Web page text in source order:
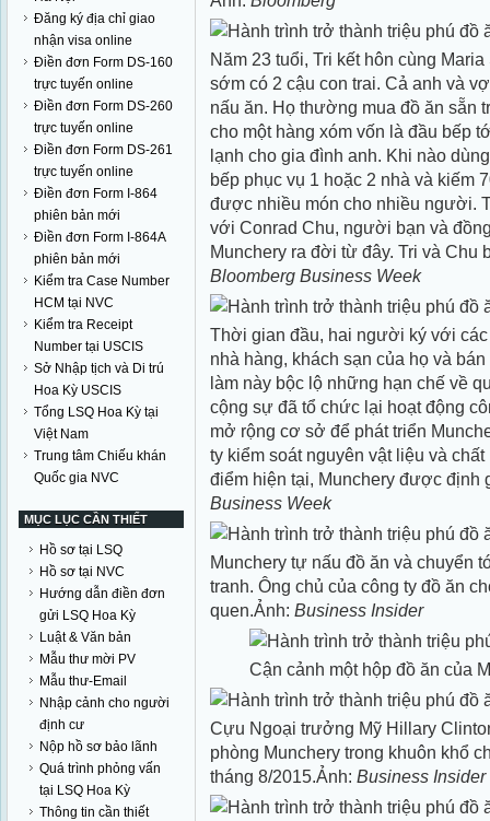
Đăng ký địa chỉ giao
nhận visa online
Điền đơn Form DS-160
trực tuyến online
Điền đơn Form DS-260
trực tuyến online
Điền đơn Form DS-261
trực tuyến online
Điền đơn Form I-864
phiên bản mới
Điền đơn Form I-864A
phiên bản mới
Kiểm tra Case Number
HCM tại NVC
Kiểm tra Receipt
Number tại USCIS
Sở Nhập tịch và Di trú
Hoa Kỳ USCIS
Tổng LSQ Hoa Kỳ tại
Việt Nam
Trung tâm Chiếu khán
Quốc gia NVC
MỤC LỤC CẦN THIẾT
Hồ sơ tại LSQ
Hồ sơ tại NVC
Hướng dẫn điền đơn
gửi LSQ Hoa Kỳ
Luật & Văn bản
Mẫu thư mời PV
Mẫu thư-Email
Nhập cảnh cho người
định cư
Nộp hồ sơ bảo lãnh
Quá trình phỏng vấn
tại LSQ Hoa Kỳ
Thông tin cần thiết
Năm 23 tuổi, Tri kết hôn cùng
sớm có 2 cậu con trai. Cả anh và
nấu ăn. Họ thường mua đồ ăn sẵn
cho một hàng xóm vốn là đầu bếp
lạnh cho gia đình anh. Khi nào
bếp phục vụ 1 hoặc 2 nhà và kiếm
được nhiều món cho nhiều người.
với Conrad Chu, người bạn và
Munchery ra đời từ đây. Tri và Chu
Bloomberg Business Week
Thời gian đầu, hai người ký với
nhà hàng, khách sạn của họ và
làm này bộc lộ những hạn chế về
cộng sự đã tổ chức lại hoạt động
mở rộng cơ sở để phát triển
ty kiểm soát nguyên vật liệu và
điểm hiện tại, Munchery được định
Business Week
Munchery tự nấu đồ ăn và chuyển
tranh. Ông chủ của công ty đồ ăn
quen.Ảnh: Business Insider
Cận cảnh một hộp đồ ăn của
Cựu Ngoại trưởng Mỹ Hillary
phòng Munchery trong khuôn khổ
tháng 8/2015.Ảnh: Business Insider